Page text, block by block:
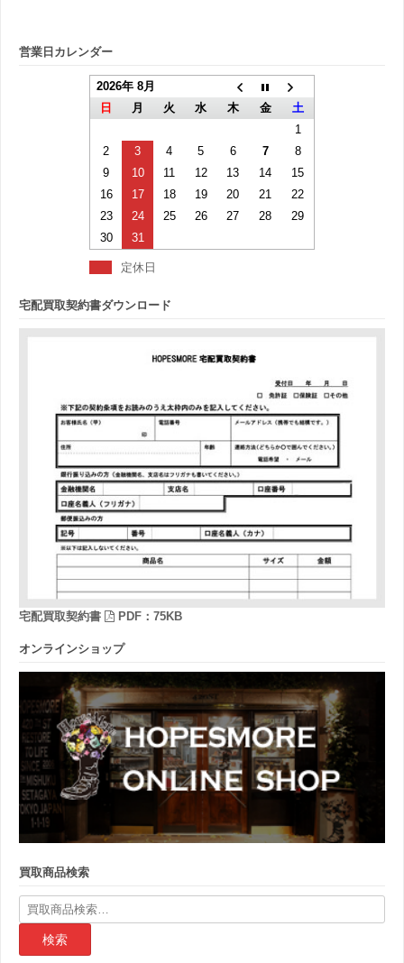
営業日カレンダー
2026年 8月
日
月 火 水 木 金
土
1
2
3 4 5 6 7
8
9
10 11 12 13 14
15
16
17 18 19 20 21
22
23
24 25 26 27 28
29
30
31
定休日
宅配買取契約書ダウンロード
宅配買取契約書 PDF：75KB
オンラインショップ
買取商品検索
検
索
果: